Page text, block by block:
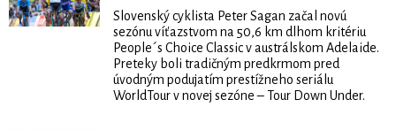
Slovenský cyklista Pe­ter Sagan začal novú
sezónu víťazstvom na 50,6 km dlhom kritériu
People´s Choice Classic v austrálskom Ade­laide.
Preteky boli tradičným predkrmom pred
úvodným podujatím prestížneho seri­álu
WorldTour v novej sezó­ne – Tour Down Under.